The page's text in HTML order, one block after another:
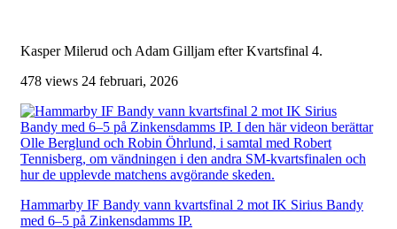
Kasper Milerud och Adam Gilljam efter Kvartsfinal 4.
478 views 24 februari, 2026
Hammarby IF Bandy vann kvartsfinal 2 mot IK Sirius Bandy
med 6–5 på Zinkensdamms IP.